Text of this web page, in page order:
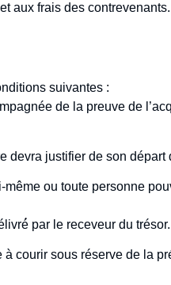
aux frais des contrevenants.
suivantes :
de la preuve de
devra justifier de son départ
ou toute personne
par le receveur du trésor.
courir sous réserve de la